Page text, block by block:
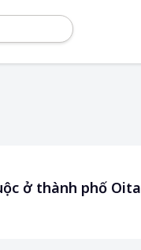
ở thành phố Oita